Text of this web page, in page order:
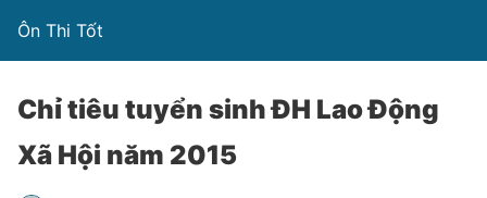
Ôn Thi Tốt
Chỉ tiêu tuyển sinh ĐH Lao Động
Xã Hội năm 2015